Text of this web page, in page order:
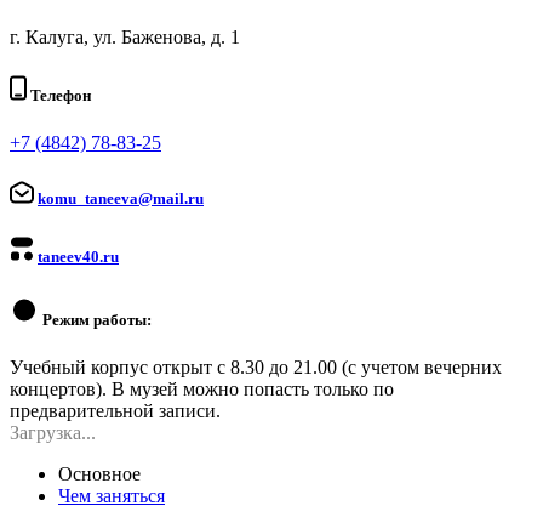
г. Калуга, ул. Баженова, д. 1
Телефон
+7 (4842) 78-83-25
komu_taneeva@mail.ru
taneev40.ru
Режим работы:
Учебный корпус открыт с 8.30 до 21.00 (с учетом вечерних
концертов). В музей можно попасть только по
предварительной записи.
Загрузка...
Основное
Чем заняться